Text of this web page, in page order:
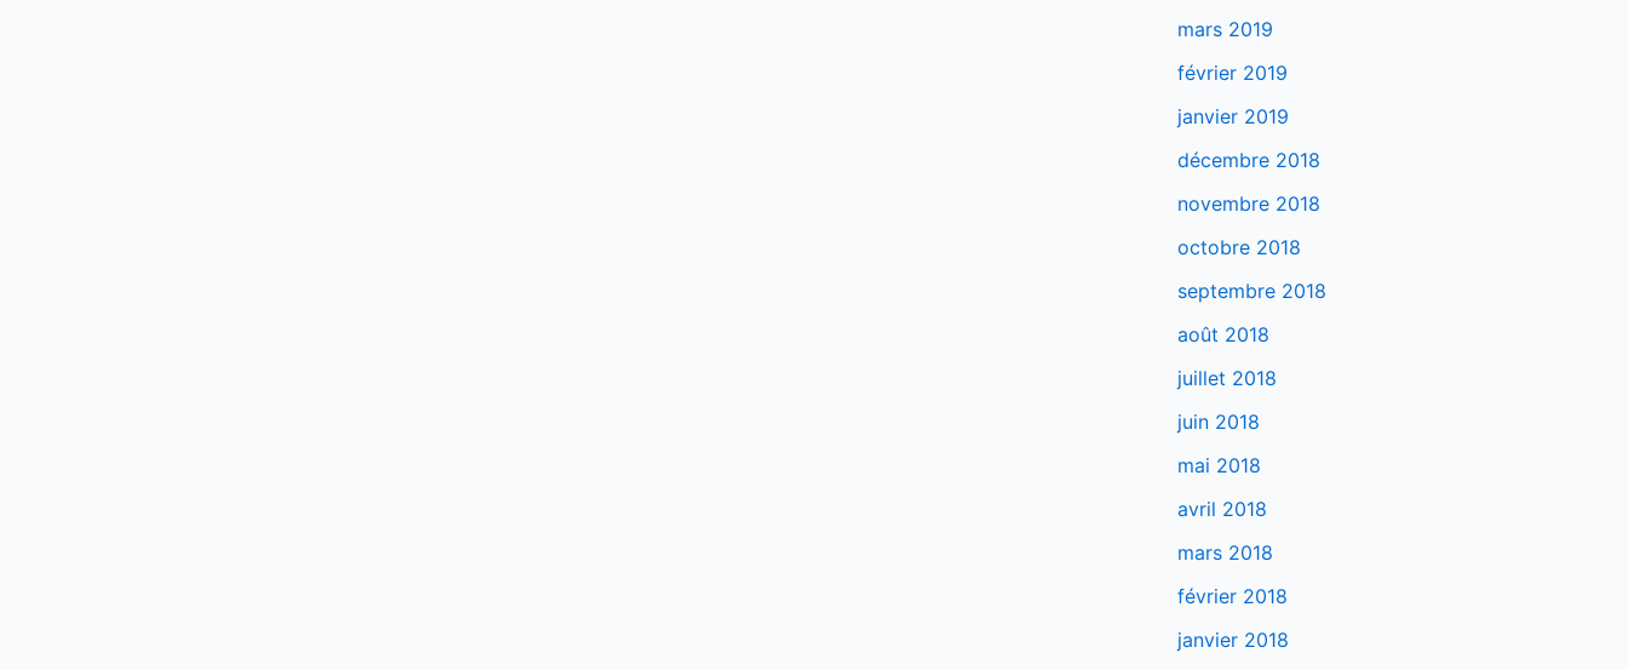
mars 2019
février 2019
janvier 2019
décembre 2018
novembre 2018
octobre 2018
septembre 2018
août 2018
juillet 2018
juin 2018
mai 2018
avril 2018
mars 2018
février 2018
janvier 2018